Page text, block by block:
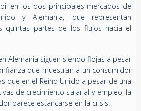
en los dos principales mercados de
y Alemania, que representan
quintas partes de los flujos hacia el
Alemania siguen siendo flojas a pesar
que muestran a un consumidor
que en el Reino Unido a pesar de una
de crecimiento salarial y empleo, la
parece estancarse en la crisis.